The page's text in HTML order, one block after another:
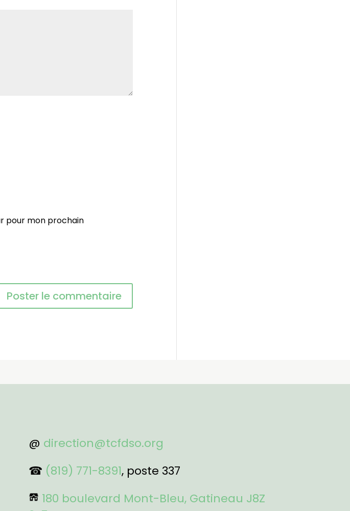
pour mon prochain
@ direction@tcfdso.org
☎ (819) 771-8391, poste 337
180 boulevard Mont-Bleu, Gatineau J8Z